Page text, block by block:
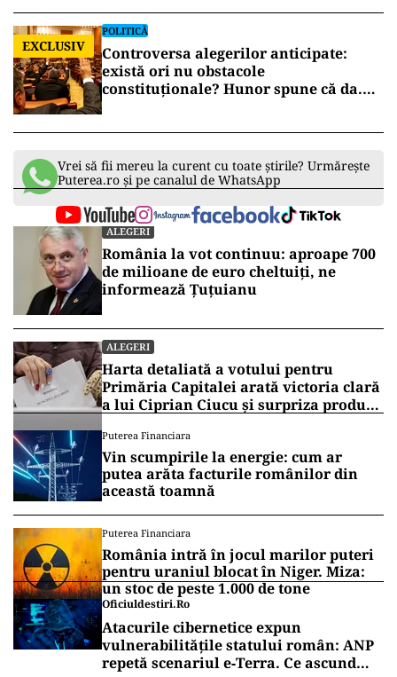
EXCLUSIV
POLITICĂ
Controversa alegerilor anticipate:
există ori nu obstacole
constituționale? Hunor spune că da.
Vrei să fii mereu la curent cu toate știrile? Urmărește
Puterea.ro și pe canalul de WhatsApp
ALEGERI
România la vot continuu: aproape 700
de milioane de euro cheltuiți, ne
informează Țuțuianu
ALEGERI
Harta detaliată a votului pentru
Primăria Capitalei arată victoria clară
a lui Ciprian Ciucu și surpriza produsă
Puterea Financiara
Vin scumpirile la energie: cum ar
putea arăta facturile românilor din
această toamnă
Puterea Financiara
România intră în jocul marilor puteri
pentru uraniul blocat în Niger. Miza:
un stoc de peste 1.000 de tone
Oficiuldestiri.ro
Atacurile cibernetice expun
vulnerabilitățile statului român: ANP
repetă scenariul e‑Terra. Ce ascund